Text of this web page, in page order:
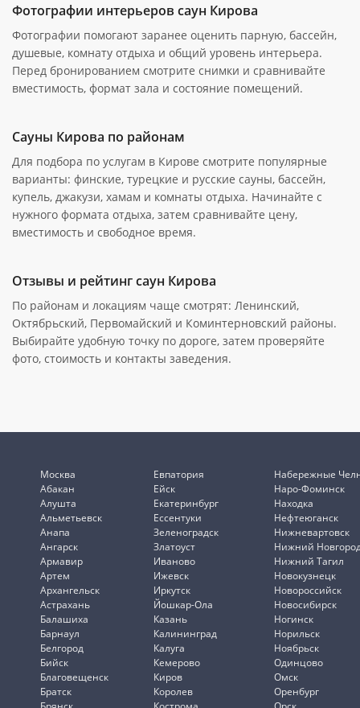
Фотографии интерьеров саун Кирова
Фотографии помогают заранее оценить парную, бассейн,
душевые, комнату отдыха и общий уровень интерьера.
Перед бронированием смотрите снимки и сравнивайте
вместимость, формат зала и состояние помещений.
Сауны Кирова по районам
Для подбора по услугам в Кирове смотрите популярные
варианты: финские, турецкие и русские сауны, бассейн,
купель, джакузи, хамам и комнаты отдыха. Начинайте с
нужного формата отдыха, затем сравнивайте цену,
вместимость и свободное время.
Отзывы и рейтинг саун Кирова
По районам и локациям чаще смотрят: Ленинский,
Октябрьский, Первомайский и Коминтерновский районы.
Выбирайте удобную точку по дороге, затем проверяйте
фото, стоимость и контакты заведения.
Москва
Абакан
Алушта
Альметьевск
Анапа
Ангарск
Армавир
Артем
Архангельск
Астрахань
Балашиха
Барнаул
Белгород
Бийск
Благовещенск
Братск
Евпатория
Ейск
Екатеринбург
Ессентуки
Зеленоградск
Златоуст
Иваново
Ижевск
Иркутск
Йошкар-Ола
Казань
Калининград
Калуга
Кемерово
Киров
Королев
Набережные
Наро-Фоминск
Находка
Нефтеюганск
Нижневартовск
Нижний
Нижний Тагил
Новокузнецк
Новороссийск
Новосибирск
Ногинск
Норильск
Ноябрьск
Одинцово
Омск
Оренбург